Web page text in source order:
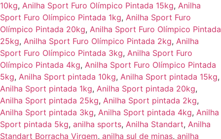
10kg, Anilha Sport Furo Olímpico Pintada 15kg, Anilha
Sport Furo Olímpico Pintada 1kg, Anilha Sport Furo
Olímpico Pintada 20kg, Anilha Sport Furo Olímpico Pintada
25kg, Anilha Sport Furo Olímpico Pintada 2kg, Anilha
Sport Furo Olímpico Pintada 3kg, Anilha Sport Furo
Olímpico Pintada 4kg, Anilha Sport Furo Olímpico Pintada
5kg, Anilha Sport pintada 10kg, Anilha Sport pintada 15kg,
Anilha Sport pintada 1kg, Anilha Sport pintada 20kg,
Anilha Sport pintada 25kg, Anilha Sport pintada 2kg,
Anilha Sport pintada 3kg, Anilha Sport pintada 4kg, Anilha
Sport pintada 5kg, anilha sports, Anilha Standart, Anilha
Standart Borracha Virgem, anilha sul de minas, anilha